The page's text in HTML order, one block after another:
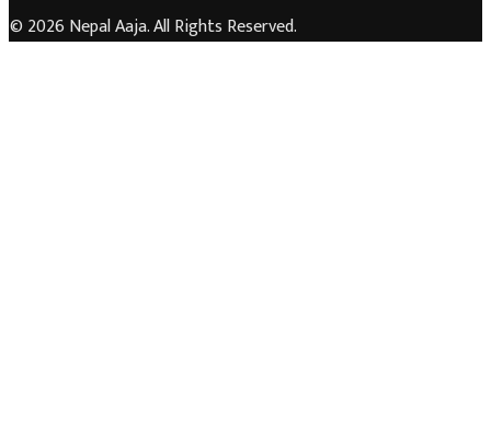
© 2026 Nepal Aaja. All Rights Reserved.